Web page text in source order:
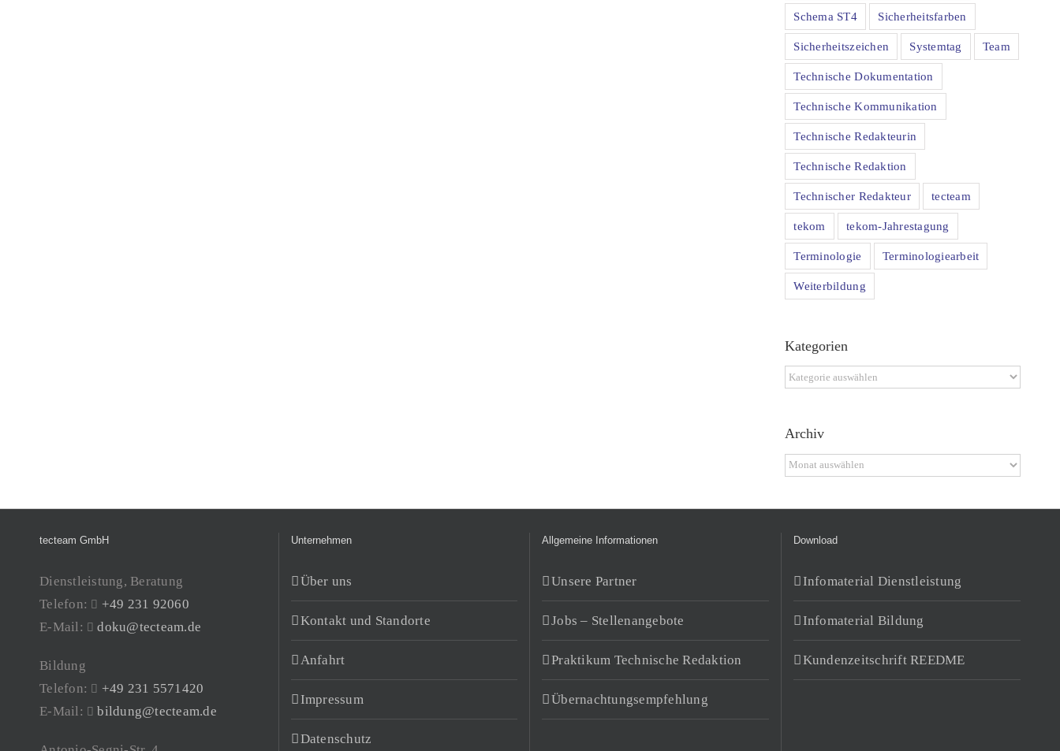
Schema ST4 Sicherheitsfarben
Sicherheitszeichen Systemtag Team
Technische Dokumentation
Technische Kommunikation
Technische Redakteurin
Technische Redaktion
Technischer Redakteur tecteam
tekom tekom-Jahrestagung
Terminologie Terminologiearbeit
Weiterbildung
Kategorien
Kategorien
Archiv
Archiv
tecteam GmbH
Dienstleistung, Beratung
Telefon:
+49 231 92060
E-Mail:
doku@tecteam.de
Bildung
Telefon:
+49 231 5571420
E-Mail:
bildung@tecteam.de
Unternehmen
Über uns
Kontakt und Standorte
Anfahrt
Impressum
Datenschutz
Allgemeine Informationen
Unsere Partner
Jobs – Stellenangebote
Praktikum Technische Redaktion
Übernachtungsempfehlung
Download
Infomaterial Dienstleistung
Infomaterial Bildung
Kundenzeitschrift REEDME